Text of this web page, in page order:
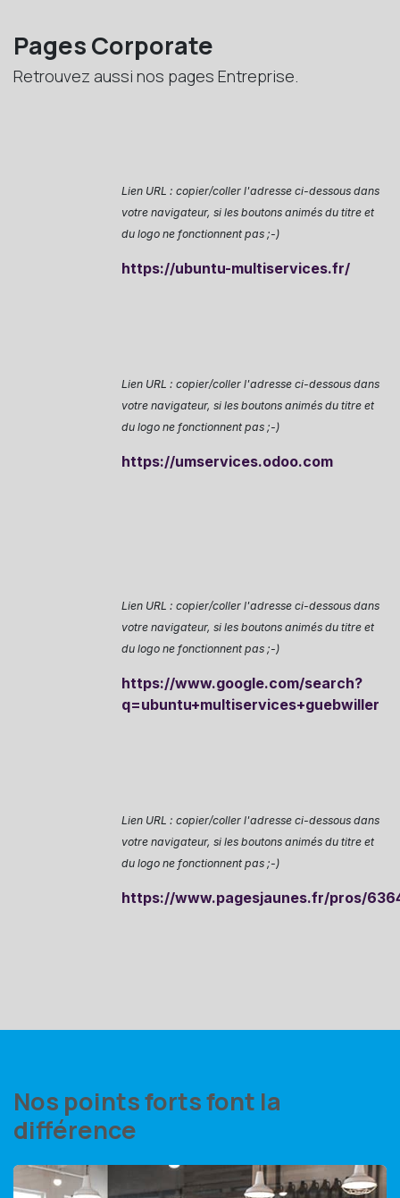
Pages Corporate
Retrouvez aussi nos pages Entreprise.
Lien URL : copier/coller l'adresse ci-dessous dans
votre navigateur, si les boutons animés du titre et
du logo ne fonctionnent pas ;-)
https://ubuntu-multiservices.fr/
Lien URL : copier/coller l'adresse ci-dessous dans
votre navigateur, si les boutons animés du titre et
du logo ne fonctionnent pas ;-)
https://umservices.odoo.com
Lien URL : copier/coller l'adresse ci-dessous dans
votre navigateur, si les boutons animés du titre et
du logo ne fonctionnent pas ;-)
https://www.google.com/search?
q=ubuntu+multiservices+guebwiller
Lien URL : copier/coller l'adresse ci-dessous dans
votre navigateur, si les boutons animés du titre et
du logo ne fonctionnent pas ;-)
https://www.pagesjaunes.fr/pros/
Nos points forts font la
différence